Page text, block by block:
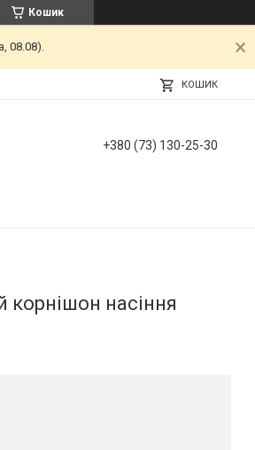
Кошик
08.08).
КОШИК
+380 (73) 130-25-30
корнішон насіння